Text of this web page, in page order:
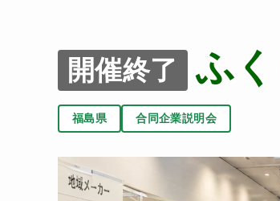
開催終了 ふ
福島県 合同企業説明会